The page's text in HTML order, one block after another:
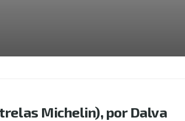
Michelin), por Dalva